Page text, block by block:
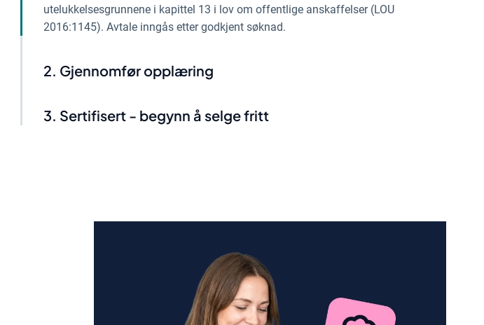
utelukkelsesgrunnene i kapittel 13 i lov om offentlige anskaffelser (LOU
2016:1145). Avtale inngås etter godkjent søknad.
Gjennomfør opplæring
Sertifisert - begynn å selge fritt